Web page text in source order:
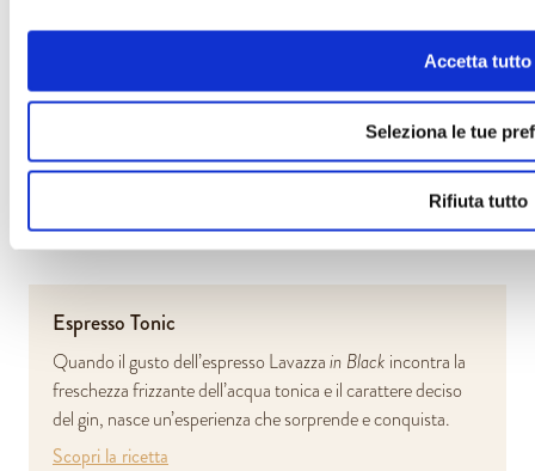
Accetta tutto
Seleziona le tue
Rifiuta tutto
Soiaccino
Tutta la cremosità del cappuccino, in versione vegetale!
Scopri la ricetta
Espresso Tonic
Quando il gusto dell’espresso Lavazzain Black incontra la
freschezza frizzante dell’acqua tonica e il carattere deciso
del gin, nasce un’esperienza che sorprende e conquista.
Scopri la ricetta